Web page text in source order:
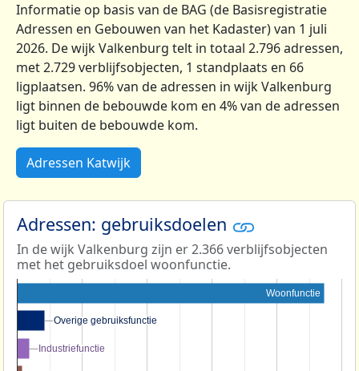
Informatie op basis van de BAG (de Basisregistratie
Adressen en Gebouwen van het Kadaster) van 1 juli
2026. De wijk Valkenburg telt in totaal 2.796 adressen,
met 2.729 verblijfsobjecten, 1 standplaats en 66
ligplaatsen. 96% van de adressen in wijk Valkenburg
ligt binnen de bebouwde kom en 4% van de adressen
ligt buiten de bebouwde kom.
Adressen Katwijk
Adressen: gebruiksdoelen
In de wijk Valkenburg zijn er 2.366 verblijfsobjecten
met het gebruiksdoel woonfunctie.
Woonfunctie
Overige gebruiksfunctie
Overige gebruiksfunctie
Industriefunctie
Industriefunctie